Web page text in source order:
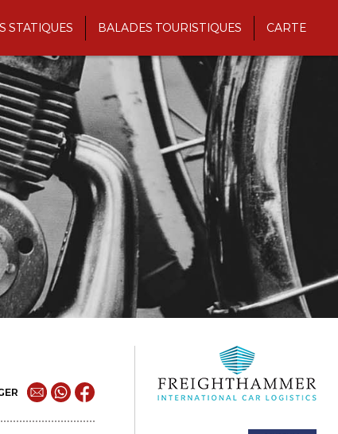
STATIQUES BALADES TOURISTIQUES CARTE